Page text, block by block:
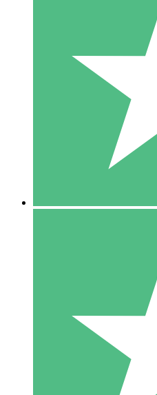
Individuele
Betaal per gebruik met
10